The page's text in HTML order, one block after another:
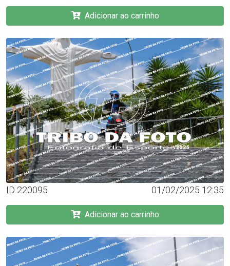
Adicionar ao carrinho
ID 220095 01/02/2025 12:35
Adicionar ao carrinho